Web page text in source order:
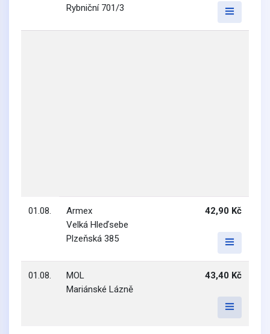
Rybniční 701/3
01.08.
Armex
Velká Hleďsebe
Plzeňská 385
42,90 Kč
01.08.
MOL
Mariánské Lázně
43,40 Kč